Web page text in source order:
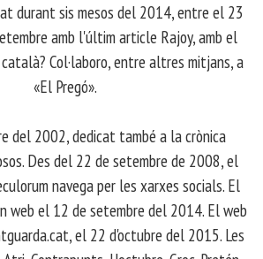
durant sis mesos del 2014, entre el 23
amb l'últim article Rajoy, amb el
Col·laboro, entre altres mitjans, a
«El Pregó».
del 2002, dedicat també a la crònica
Des del 22 de setembre de 2008, el
navega per les xarxes socials. El
web el 12 de setembre del 2014. El web
el 22 d'octubre del 2015. Les